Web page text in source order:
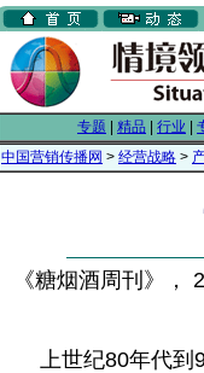
专题 精品 行业
中国营销传播网 > 经营战略 >
《糖烟酒周刊》，
上世纪80年代到90